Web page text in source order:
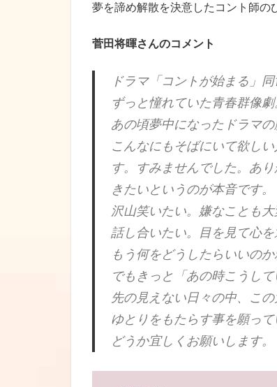
夢を諦め解散を決意したコント師の
菅田将暉さんのコメント
ドラマ「コントが始まる」
ずっと憧れていた青春群像劇
あの頃夢中になったドラマ
こんなにもそばにいて欲し
す。すみませんでした。あ
きたいというのが本音です。
沢山笑いたい。嫌なことも
話し合いたい。目を見て心
もう何をどうしたらいいの
でもきっと「あの時こうして
先の見えない日々の中、こ
ゆとりをもたらす事を願って
どうか宜しくお願いします。